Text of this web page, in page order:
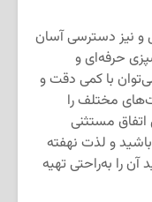
و نیز دسترسی آسان
حرفه‌ای و
با کمی دقت و
مختلف را
اتفاق مستثنی
و لذت نهفته
آن را به‌راحتی تهیه